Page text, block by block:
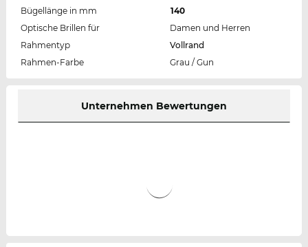
Bügellänge in mm
140
Optische Brillen für
Damen und Herren
Rahmentyp
Vollrand
Rahmen-Farbe
Grau / Gun
Unternehmen Bewertungen